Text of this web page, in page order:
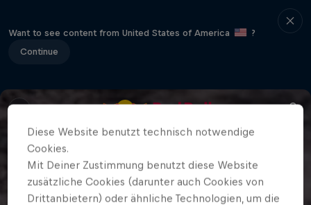
Want to see content from United States of America
?
Continue
Diese Website benutzt technisch notwendige
Cookies.
Mit Deiner Zustimmung benutzt diese Website
zusätzliche Cookies (darunter auch Cookies von
Drittanbietern) oder ähnliche Technologien, um die